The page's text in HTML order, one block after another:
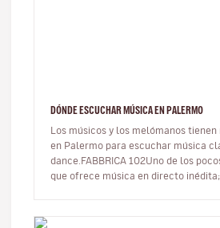
DÓNDE ESCUCHAR MÚSICA EN PALERMO
Los músicos y los melómanos tienen
en Palermo para escuchar música
dance.FABBRICA 102Uno de los
que ofrece música en directo